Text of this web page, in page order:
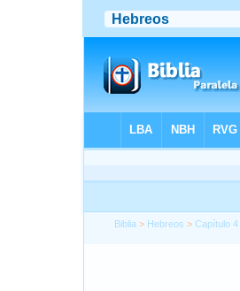
Biblia > Hebreos >Capítulo 4